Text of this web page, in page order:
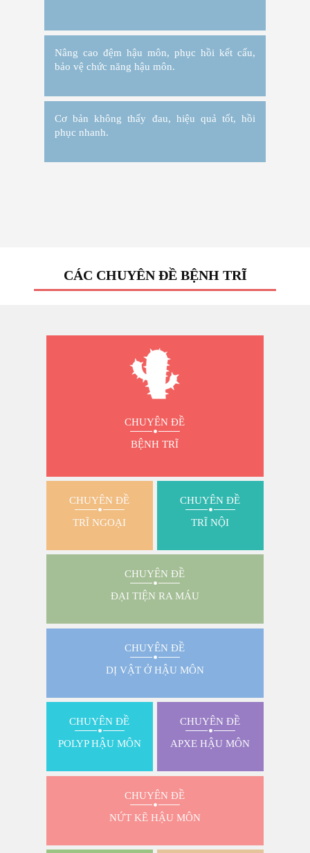
Nâng cao đệm hậu môn, phục hồi kết cấu,
bảo vệ chức năng hậu môn.
Cơ bản không thấy đau, hiệu quả tốt, hồi
phục nhanh.
CÁC CHUYÊN ĐỀ BỆNH TRĨ
CHUYÊN ĐỀ
BỆNH TRĨ
CHUYÊN ĐỀ
TRĨ NGOẠI
CHUYÊN ĐỀ
TRĨ NỘI
CHUYÊN ĐỀ
ĐẠI TIỆN RA MÁU
CHUYÊN ĐỀ
DỊ VẬT Ở HẬU MÔN
CHUYÊN ĐỀ
POLYP HẬU MÔN
CHUYÊN ĐỀ
APXE HẬU MÔN
CHUYÊN ĐỀ
NỨT KẼ HẬU MÔN